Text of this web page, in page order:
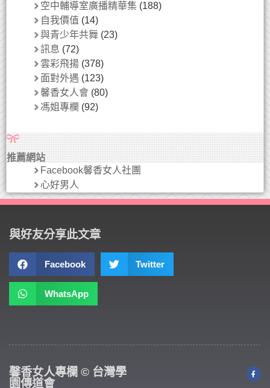
空中輔導室廣播精華集 (188)
自我價值 (14)
與青少年共舞 (23)
訊息 (72)
雲彩飛揚 (378)
面對外遇 (123)
馨香女人會 (80)
馮姐專欄 (92)
推薦網站
Facebook馨香女人社團
心好男人
與好友分享此文章
Facebook Twitter
WhatsApp
馨香女人專欄 © 台灣學
園傳道會